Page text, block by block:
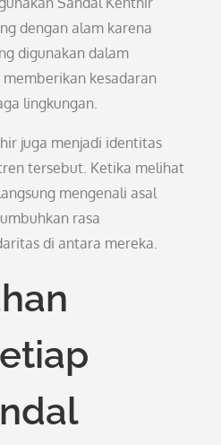
dengan alam karena
digunakan dalam
kesadaran
lingkungan.
juga menjadi identitas
tersebut. Ketika melihat
mengenali asal
rasa
di antara mereka.